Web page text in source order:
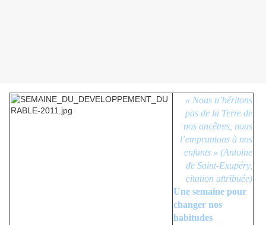
« Nous n’héritons
pas de la Terre de
nos ancêtres, nous
l’empruntons à nos
enfants » (Antoine
de Saint-Exupéry,
citation attribuée)
Une semaine pour
changer nos
habitudes